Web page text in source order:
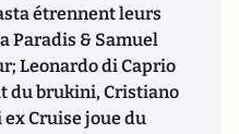
étrennent leurs
Paradis & Samuel
Leonardo di Caprio
du brukini, Cristiano
Cruise joue du